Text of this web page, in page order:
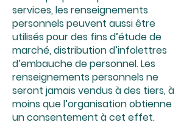
services, les renseignements
personnels peuvent aussi être
utilisés pour des fins d’étude de
marché, distribution d’infolettres
d’embauche de personnel. Les
renseignements personnels ne
seront jamais vendus à des tiers, à
moins que l’organisation obtienne
un consentement à cet effet.